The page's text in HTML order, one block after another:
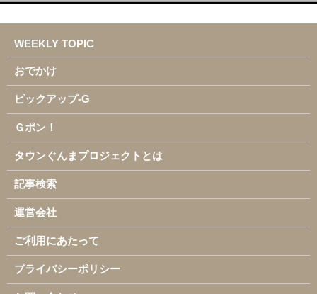
WEEKLY TOPIC
おでかけ
ピックアップ-G
Ｇポン！
タウンぐんまプロジェクトとは
記事検索
運営会社
ご利用にあたって
プライバシーポリシー